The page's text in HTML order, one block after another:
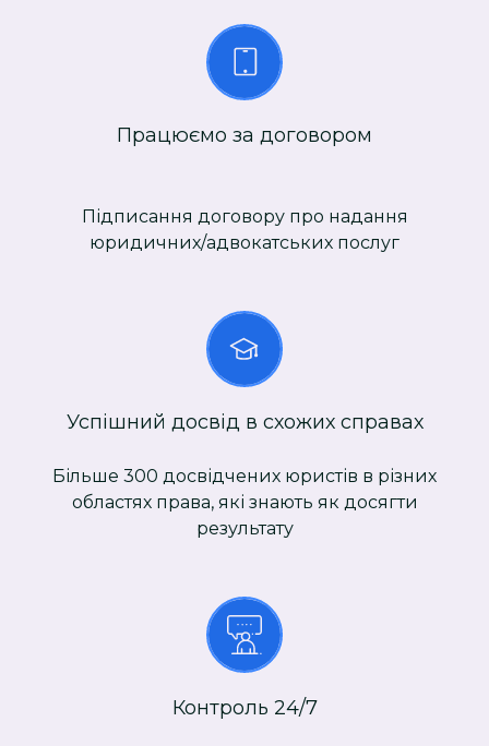
Працюємо за договором
Підписання договору про надання
юридичних/адвокатських послуг
Успішний досвід в схожих справах
Більше 300 досвідчених юристів в різних
областях права, які знають як досягти
результату
Контроль 24/7